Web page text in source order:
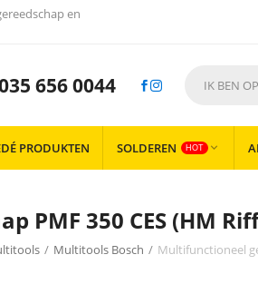
en
656 0044
PRODUKTEN SOLDEREN HOT 
PMF 350 CES (HM
/ Multitools Bosch / Multifunctioneel